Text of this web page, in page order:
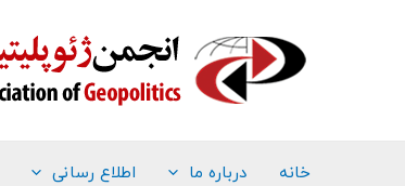
خانه درباره ما اطلاع رسانی